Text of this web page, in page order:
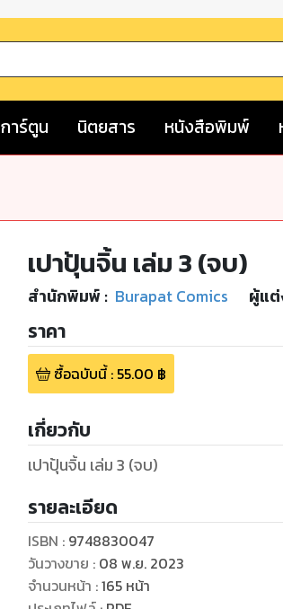
การ์ตูน นิตยสาร หนังสือพิมพ์
เปาปุ้นจิ้น เล่ม 3 (จบ)
สำนักพิมพ์ : Burapat Comics ผู้แต่
ราคา
ซื้อฉบับนี้: 55.00 ฿
เกี่ยวกับ
เปาปุ้นจิ้น เล่ม 3 (จบ)
รายละเอียด
ISBN : 9748830047
วันวางขาย : 08 พ.ย. 2023
จำนวนหน้า :165 หน้า